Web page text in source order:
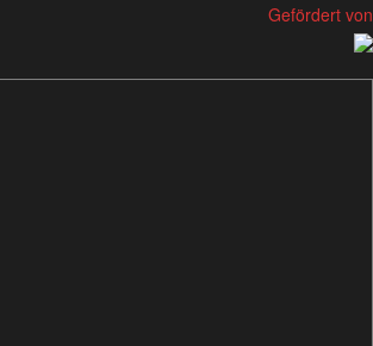
Gefördert von